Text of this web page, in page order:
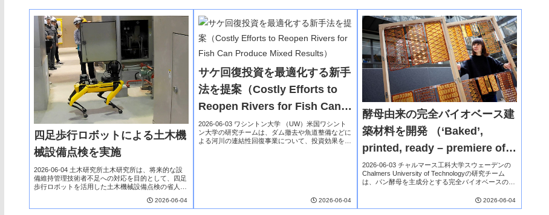
四足歩行ロボットによる土木機
械設備点検を実施
2026-06-04 土木研究所土木研究所は、将来的な設
備維持管理技術者不足への対応を目的として、四足
歩行ロボットを活用した土木機械設備点検の省人化
日に九州地方整備局熊本河川国道事務所が所...2026-06-04
サケ回復投資を最適化する新手
法を提案（Costly Efforts to
Reopen Rivers for Fish Can
Produce Mixed Results）
2026-06-03 ワシントン大学 （UW）米国ワシント
ン大学の研究チームは、ダム撤去や魚道整備などに
よる河川の連結性回復事業について、投資効果を事
2026-06-04
酵母由来の完全バイオベース建
築材料を開発 （‘Baked’,
printed, ready – premiere of
architecture made from
yeast）
2026-06-03 チャルマース工科大学スウェーデンの
Chalmers University of Technologyの研究チーム
は、パン酵母を主成分とする完全バイオベースの建
2026-06-04